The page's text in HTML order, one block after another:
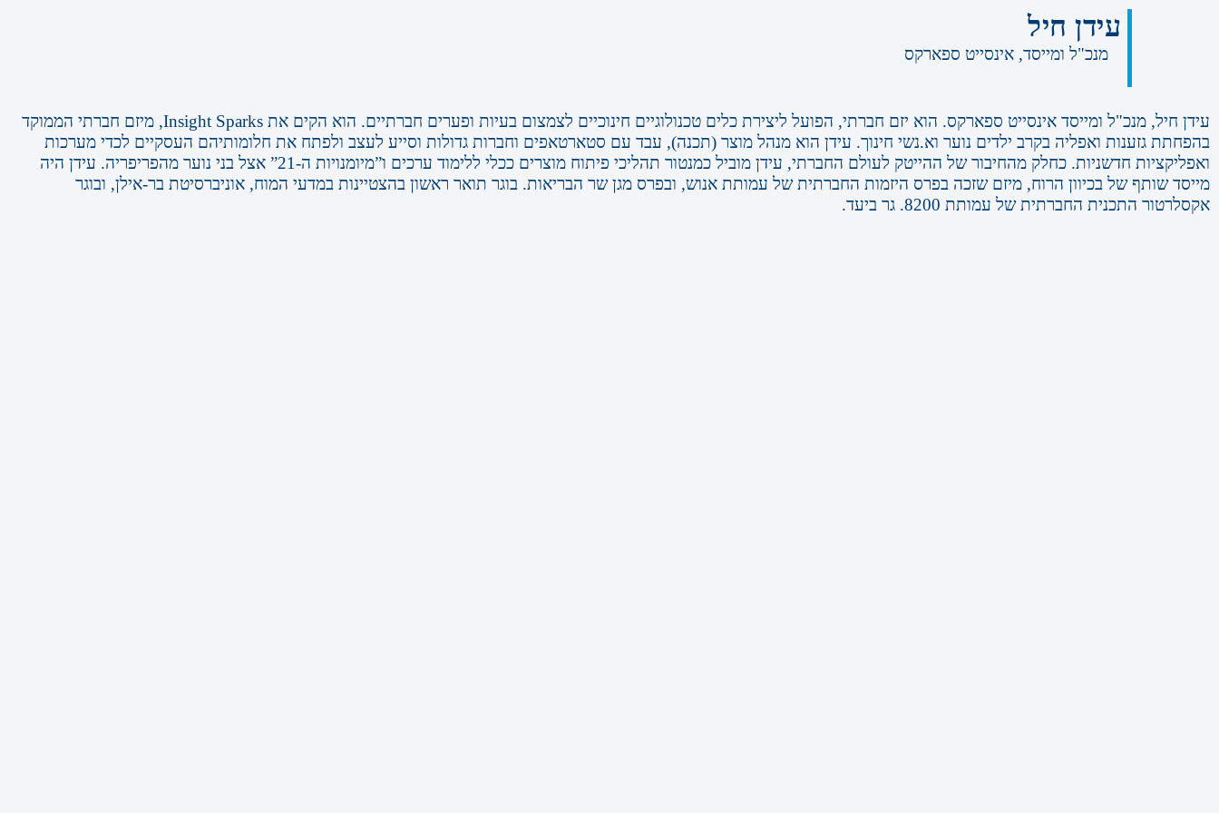
עידן חיל
מנכ"ל ומייסד, אינסייט ספארקס
עידן חיל, מנכ"ל ומייסד אינסייט ספארקס. הוא יזם חברתי, הפועל ליצירת כלים טכנולוגיים חינוכיים לצמצום בעיות ופערים חברתיים. הוא הקים את Insight Sparks, מיזם חברתי הממוקד
בהפחתת גזענות ואפליה בקרב ילדים נוער וא.נשי חינוך. עידן הוא מנהל מוצר (תכנה), עבד עם סטארטאפים וחברות גדולות וסייע לעצב ולפתח את חלומותיהם העסקיים לכדי מערכות
ואפליקציות חדשניות. כחלק מהחיבור של ההייטק לעולם החברתי, עידן מוביל כמנטור תהליכי פיתוח מוצרים ככלי ללימוד ערכים ו”מיומנויות ה-21” אצל בני נוער מהפריפריה. עידן היה
מייסד שותף של בכיוון הרוח, מיזם שזכה בפרס היזמות החברתית של עמותת אנוש, ובפרס מגן שר הבריאות. בוגר תואר ראשון בהצטיינות במדעי המוח, אוניברסיטת בר-אילן, ובוגר
אקסלרטור התכנית החברתית של עמותת 8200. גר ביעד.